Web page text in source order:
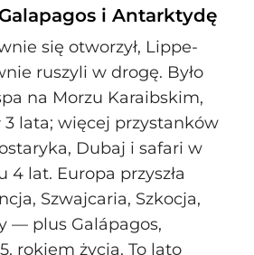
i Antarktydę
się otworzył, Lippe-
ruszyli w drogę. Było
na Morzu Karaibskim,
3 lata; więcej przystanków
Dubaj i safari w
lat. Europa przyszła
Szwajcaria, Szkocja,
— plus Galápagos,
rokiem życia. To lato